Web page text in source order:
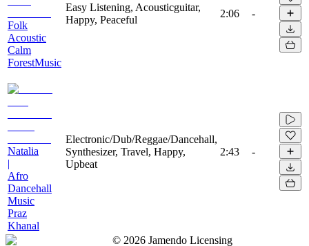
Folk
Acoustic
Calm
ForestMusic
Easy Listening, Acousticguitar,
Happy, Peaceful
2:06 -
Natalia
|
Afro
Dancehall
Music
Praz
Khanal
Electronic/Dub/Reggae/Dancehall,
Synthesizer, Travel, Happy,
Upbeat
2:43 -
© 2026 Jamendo Licensing